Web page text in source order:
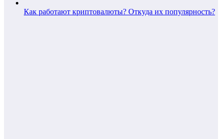
Как работают криптовалюты? Откуда их популярность?